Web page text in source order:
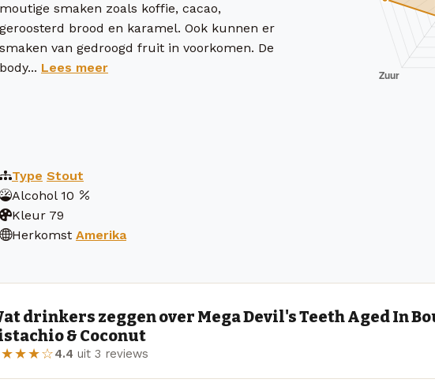
moutige smaken zoals koffie, cacao,
geroosterd brood en karamel. Ook kunnen er
smaken van gedroogd fruit in voorkomen. De
body... Lees meer
Type Stout
Alcohol 10
Kleur 79
Herkomst Amerika
drinkers zeggen over Mega Devil's Teeth Aged In
& Coconut
4.4 uit 3 reviews